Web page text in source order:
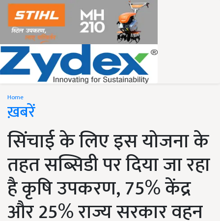
Home
ख़बरें
सिंचाई के लिए इस योजना के
तहत सब्सिडी पर दिया जा रहा
है कृषि उपकरण, 75% केंद्र
और 25% राज्य सरकार वहन